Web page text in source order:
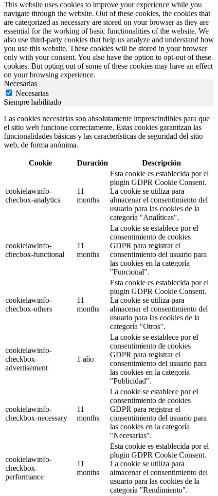
This website uses cookies to improve your experience while you
navigate through the website. Out of these cookies, the cookies that
are categorized as necessary are stored on your browser as they are
essential for the working of basic functionalities of the website. We
also use third-party cookies that help us analyze and understand how
you use this website. These cookies will be stored in your browser
only with your consent. You also have the option to opt-out of these
cookies. But opting out of some of these cookies may have an effect
on your browsing experience.
Necesarias
Necesarias
Siempre habilitado
Las cookies necesarias son absolutamente imprescindibles para que
el sitio web funcione correctamente. Estas cookies garantizan las
funcionalidades básicas y las características de seguridad del sitio
web, de forma anónima.
Cookie Duración Descripción
cookielawinfo-
checbox-analytics
11
months
Esta cookie es establecida por el
plugin GDPR Cookie Consent.
La cookie se utiliza para
almacenar el consentimiento del
usuario para las cookies de la
categoría "Analíticas".
cookielawinfo-
checbox-functional
11
months
La cookie se establece por el
consentimiento de cookies
GDPR para registrar el
consentimiento del usuario para
las cookies en la categoría
"Funcional".
cookielawinfo-
checbox-others
11
months
Esta cookie es establecida por el
plugin GDPR Cookie Consent.
La cookie se utiliza para
almacenar el consentimiento del
usuario para las cookies de la
categoría "Otros".
cookielawinfo-
checkbox-
advertisement
1 año
La cookie se establece por el
consentimiento de cookies
GDPR para registrar el
consentimiento del usuario para
las cookies en la categoría
"Publicidad".
cookielawinfo-
checkbox-necessary
11
months
La cookie se establece por el
consentimiento de cookies
GDPR para registrar el
consentimiento del usuario para
las cookies en la categoría
"Necesarias".
cookielawinfo-
checkbox-
performance
11
months
Esta cookie es establecida por el
plugin GDPR Cookie Consent.
La cookie se utiliza para
almacenar el consentimiento del
usuario para las cookies de la
categoría "Rendimiento".